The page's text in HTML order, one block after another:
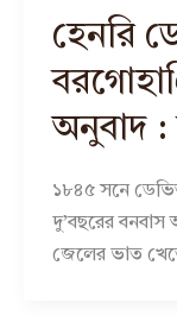
হেনরি
অনুবাদ :
১৮৪৫ সনে
দু’বছরের
জেলের ভাত